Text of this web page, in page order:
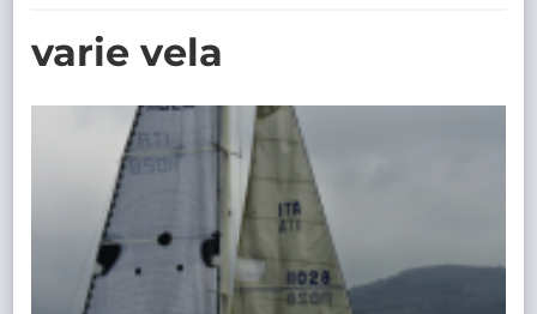
varie vela